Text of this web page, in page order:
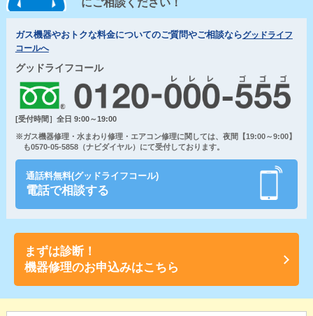
にご相談ください！
ガス機器やおトクな料金についてのご質問やご相談ならグッドライフ
コールへ
グッドライフコール
[受付時間］全日 9:00～19:00
※ガス機器修理・水まわり修理・エアコン修理に関しては、夜間【19:00～9:00】
も0570-05-5858（ナビダイヤル）にて受付しております。
通話料無料(グッドライフコール)
電話で相談する
まずは診断！
機器修理のお申込みはこちら